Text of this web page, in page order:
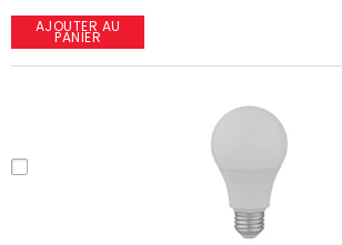
AJOUTER AU
PANIER